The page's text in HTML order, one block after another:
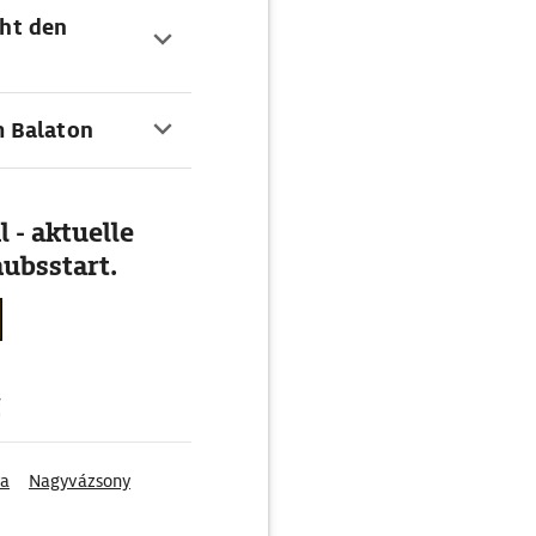
zudem Entspannung
und Balatonfenyves
die rund um den See
den
Balaton
- aktuelle
Nagyvázsony